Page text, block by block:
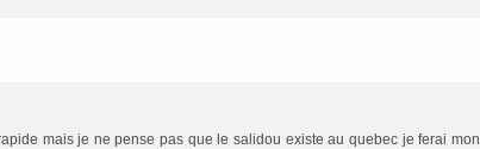
mais je ne pense pas que le salidou existe au quebec je ferai mon